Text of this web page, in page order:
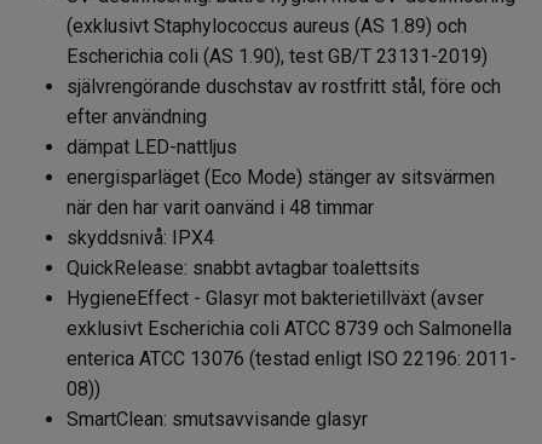
(exklusivt Staphylococcus aureus (AS 1.89) och
Escherichia coli (AS 1.90), test GB/T 23131-2019)
självrengörande duschstav av rostfritt stål, före och
efter användning
dämpat LED-nattljus
energisparläget (Eco Mode) stänger av sitsvärmen
när den har varit oanvänd i 48 timmar
skyddsnivå: IPX4
QuickRelease: snabbt avtagbar toalettsits
HygieneEffect - Glasyr mot bakterietillväxt (avser
exklusivt Escherichia coli ATCC 8739 och Salmonella
enterica ATCC 13076 (testad enligt ISO 22196: 2011-
08))
SmartClean: smutsavvisande glasyr